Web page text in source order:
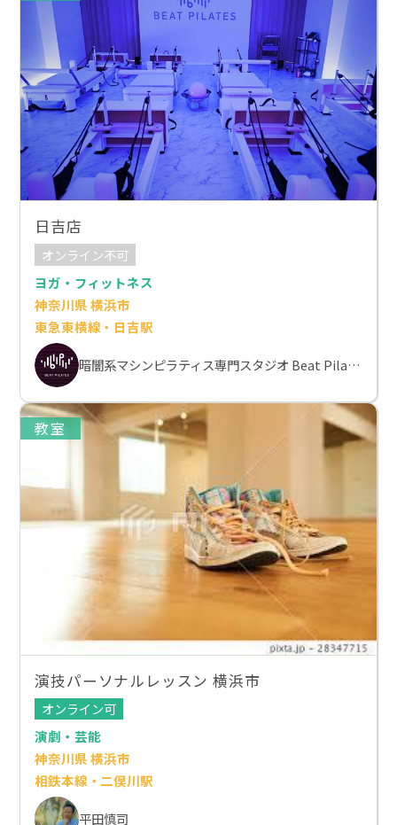
日吉店
オンライン不可
ヨガ・フィットネス
神奈川県 横浜市
東急東横線・日吉駅
暗闇系マシンピラティス専門スタジオ Beat Pilates
教室
演技パーソナルレッスン 横浜市
オンライン可
演劇・芸能
神奈川県 横浜市
相鉄本線・二俣川駅
平田慎司